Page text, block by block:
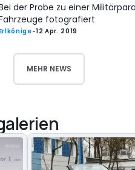
der Probe zu einer
fotografiert
-12 Apr. 2019
MEHR NEWS